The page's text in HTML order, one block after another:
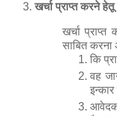
अलग
मान्य
आवदेक के पास स्वयं
लेकिन अगर